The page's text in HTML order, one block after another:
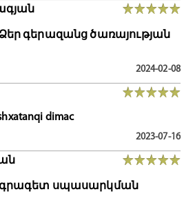
Ձեր գերազանց ծառայության
2024-02-08
dimac
2023-07-16
գրագետ սպասարկման